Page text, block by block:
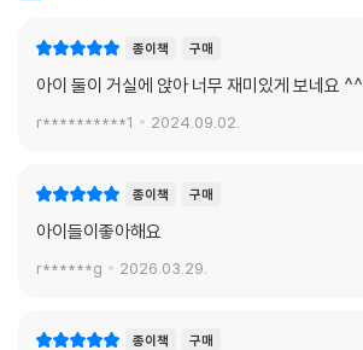
종이책 구매
아이 둘이 거실에 앉아 너무 재미있게 보네요 ^^
r**********1 2024.09.02.
종이책 구매
아이들이좋아해요
r******g 2026.03.29.
종이책 구매